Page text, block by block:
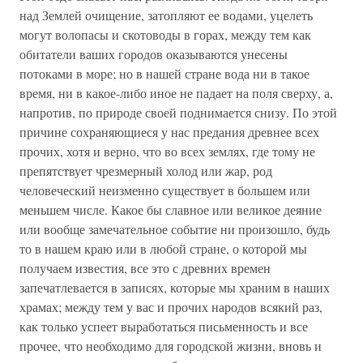
над Землей очищение, затопляют ее водами, уцелеть
могут волопасы и скотоводы в горах, между тем как
обитатели ваших городов оказываются унесены
потоками в море; но в нашей стране вода ни в такое
время, ни в какое-либо иное не падает на поля сверху, а,
напротив, по природе своей поднимается снизу. По этой
причине сохраняющиеся у нас предания древнее всех
прочих, хотя и верно, что во всех землях, где тому не
препятствует чрезмерный холод или жар, род
человеческий неизменно существует в большем или
меньшем числе. Какое бы славное или великое деяние
или вообще замечательное событие ни произошло, будь
то в нашем краю или в любой стране, о которой мы
получаем известия, все это с древних времен
запечатлевается в записях, которые мы храним в наших
храмах; между тем у вас и прочих народов всякий раз,
как только успеет выработаться письменность и все
прочее, что необходимо для городской жизни, вновь и